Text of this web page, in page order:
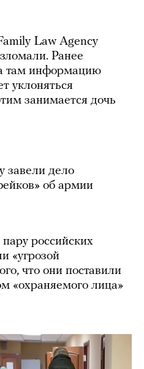
Law Agency
Ранее
там информацию
уклоняться
занимается дочь
завели дело
об армии
российских
«угрозой
что они поставили
«охраняемого лица»